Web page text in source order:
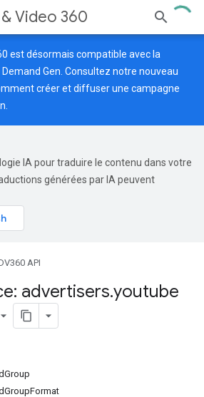
Video 360
est désormais compatible avec la
Gen. Consultez notre nouveau
créer et diffuser une campagne
IA pour traduire le contenu dans votre
générées par IA peuvent
API
advertisers.youtube